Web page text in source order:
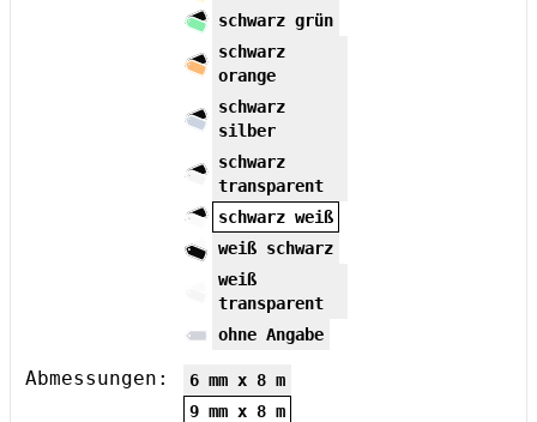
schwarz grün
schwarz
orange
schwarz
silber
schwarz
transparent
schwarz weiß
weiß schwarz
weiß
transparent
ohne Angabe
Abmessungen:
6 mm x 8 m
9 mm x 8 m